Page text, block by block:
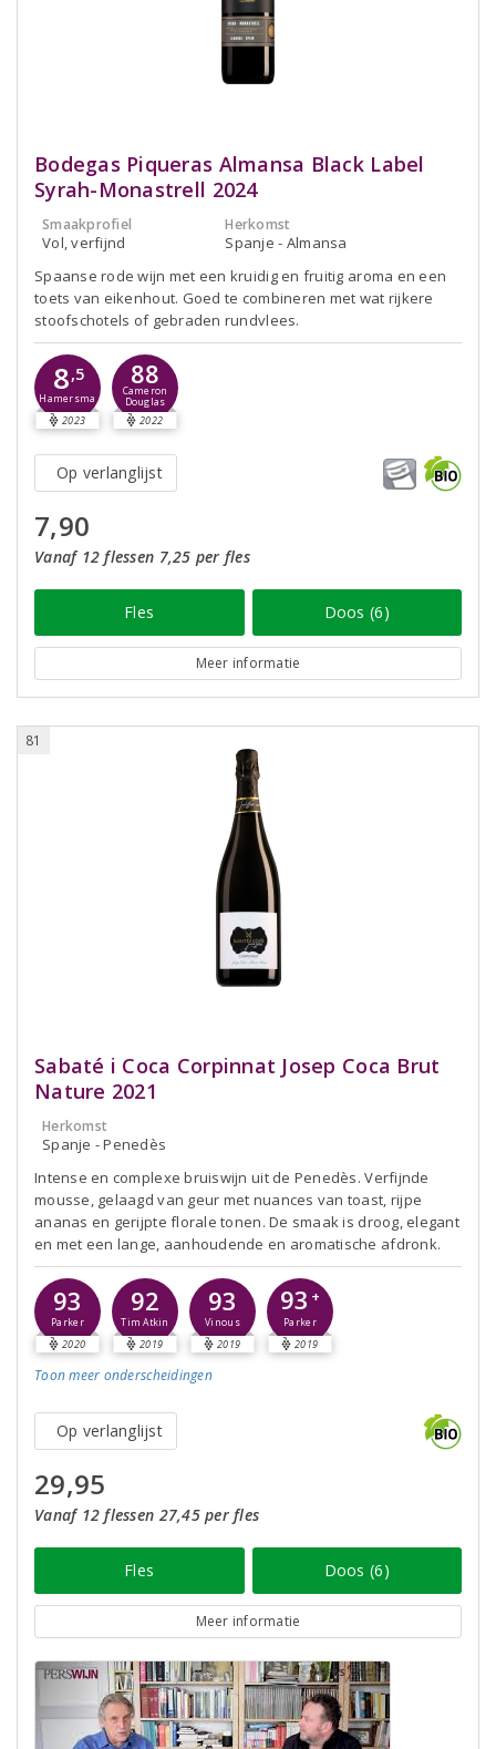
Bodegas Piqueras Almansa Black Label
Syrah-Monastrell 2024
Smaakprofiel
Vol, verfijnd
Herkomst
Spanje - Almansa
Spaanse rode wijn met een kruidig en fruitig aroma en een
toets van eikenhout. Goed te combineren met wat rijkere
stoofschotels of gebraden rundvlees.
8,5
Hamersma
2023
88
Cameron
Douglas
2022
Op verlanglijst
7,90
Vanaf 12 flessen 7,25 per fles
Fles Doos (6)
Meer informatie
81
Sabaté i Coca Corpinnat Josep Coca Brut
Nature 2021
Herkomst
Spanje - Penedès
Intense en complexe bruiswijn uit de Penedès. Verfijnde
mousse, gelaagd van geur met nuances van toast, rijpe
ananas en gerijpte florale tonen. De smaak is droog, elegant
en met een lange, aanhoudende en aromatische afdronk.
93
Parker
2020
92
Tim Atkin
2019
93
Vinous
2019
93 +
Parker
2019
Toon meer onderscheidingen
Op verlanglijst
29,95
Vanaf 12 flessen 27,45 per fles
Fles Doos (6)
Meer informatie